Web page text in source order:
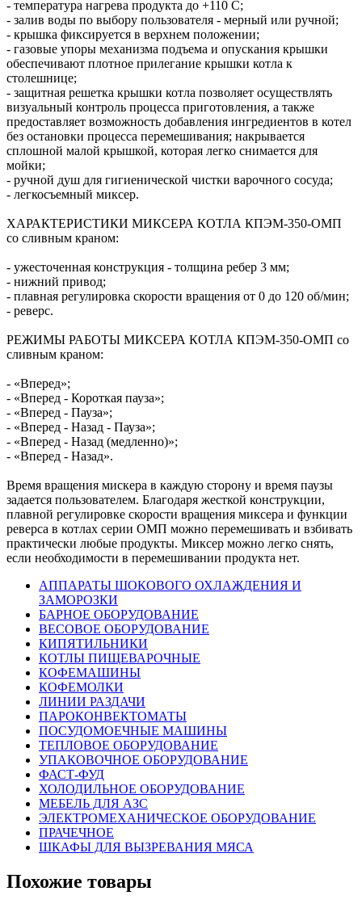
- температура нагрева продукта до +110 С;
- залив воды по выбору пользователя - мерный или ручной;
- крышка фиксируется в верхнем положении;
- газовые упоры механизма подъема и опускания крышки
обеспечивают плотное прилегание крышки котла к
столешнице;
- защитная решетка крышки котла позволяет осуществлять
визуальный контроль процесса приготовления, а также
предоставляет возможность добавления ингредиентов в котел
без остановки процесса перемешивания; накрывается
сплошной малой крышкой, которая легко снимается для
мойки;
- ручной душ для гигиенической чистки варочного сосуда;
- легкосъемный миксер.
ХАРАКТЕРИСТИКИ МИКСЕРА КОТЛА КПЭМ-350-ОМП
со сливным краном:
- ужесточенная конструкция - толщина ребер 3 мм;
- нижний привод;
- плавная регулировка скорости вращения от 0 до 120 об/мин;
- реверс.
РЕЖИМЫ РАБОТЫ МИКСЕРА КОТЛА КПЭМ-350-ОМП со
сливным краном:
- «Вперед»;
- «Вперед - Короткая пауза»;
- «Вперед - Пауза»;
- «Вперед - Назад - Пауза»;
- «Вперед - Назад (медленно)»;
- «Вперед - Назад».
Время вращения мискера в каждую сторону и время паузы
задается пользователем. Благодаря жесткой конструкции,
плавной регулировке скорости вращения миксера и функции
реверса в котлах серии ОМП можно перемешивать и взбивать
практически любые продукты. Миксер можно легко снять,
если необходимости в перемешивании продукта нет.
АППАРАТЫ ШОКОВОГО ОХЛАЖДЕНИЯ И
ЗАМОРОЗКИ
БАРНОЕ ОБОРУДОВАНИЕ
ВЕСОВОЕ ОБОРУДОВАНИЕ
КИПЯТИЛЬНИКИ
КОТЛЫ ПИЩЕВАРОЧНЫЕ
КОФЕМАШИНЫ
КОФЕМОЛКИ
ЛИНИИ РАЗДАЧИ
ПАРОКОНВЕКТОМАТЫ
ПОСУДОМОЕЧНЫЕ МАШИНЫ
ТЕПЛОВОЕ ОБОРУДОВАНИЕ
УПАКОВОЧНОЕ ОБОРУДОВАНИЕ
ФАСТ-ФУД
ХОЛОДИЛЬНОЕ ОБОРУДОВАНИЕ
МЕБЕЛЬ ДЛЯ АЗС
ЭЛЕКТРОМЕХАНИЧЕСКОЕ ОБОРУДОВАНИЕ
ПРАЧЕЧНОЕ
ШКАФЫ ДЛЯ ВЫЗРЕВАНИЯ МЯСА
Похожие товары